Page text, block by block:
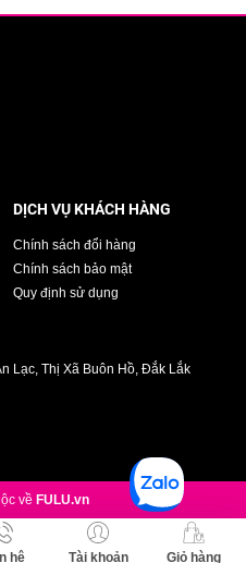
DỊCH VỤ KHÁCH HÀNG
Chính sách đổi hàng
Chính sách bảo mật
Quy định sử dụng
Lạc, Thị Xã Buôn Hồ, Đắk Lắk
về FULU.vn
hệ Tài khoản Giỏ hàng